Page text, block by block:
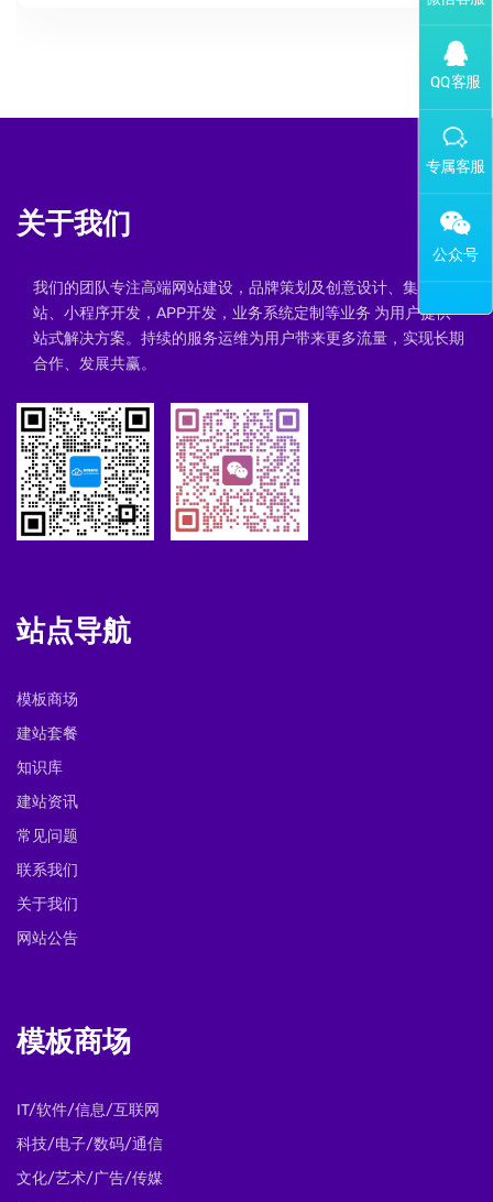
关于我们
我们的团队专注高端网站建设，品牌策划及创意设计、集群建
站、小程序开发，APP开发，业务系统定制等业务 为用户提供一
站式解决方案。持续的服务运维为用户带来更多流量，实现长期
合作、发展共赢。
站点导航
模板商场
建站套餐
知识库
建站资讯
常见问题
联系我们
关于我们
网站公告
模板商场
IT/软件/信息/互联网
科技/电子/数码/通信
文化/艺术/广告/传媒